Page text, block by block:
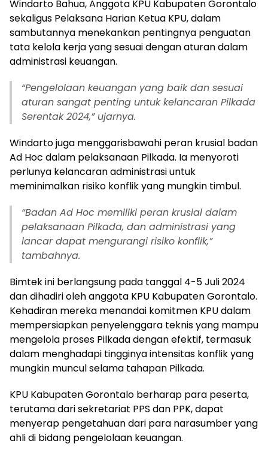
Windarto Bahua, Anggota KPU Kabupaten Gorontalo
sekaligus Pelaksana Harian Ketua KPU, dalam
sambutannya menekankan pentingnya penguatan
tata kelola kerja yang sesuai dengan aturan dalam
administrasi keuangan.
“Pengelolaan keuangan yang baik dan sesuai
aturan sangat penting untuk kelancaran Pilkada
Serentak 2024,” ujarnya.
Windarto juga menggarisbawahi peran krusial badan
Ad Hoc dalam pelaksanaan Pilkada. Ia menyoroti
perlunya kelancaran administrasi untuk
meminimalkan risiko konflik yang mungkin timbul.
“Badan Ad Hoc memiliki peran krusial dalam
pelaksanaan Pilkada, dan administrasi yang
lancar dapat mengurangi risiko konflik,”
tambahnya.
Bimtek ini berlangsung pada tanggal 4-5 Juli 2024
dan dihadiri oleh anggota KPU Kabupaten Gorontalo.
Kehadiran mereka menandai komitmen KPU dalam
mempersiapkan penyelenggara teknis yang mampu
mengelola proses Pilkada dengan efektif, termasuk
dalam menghadapi tingginya intensitas konflik yang
mungkin muncul selama tahapan Pilkada.
KPU Kabupaten Gorontalo berharap para peserta,
terutama dari sekretariat PPS dan PPK, dapat
menyerap pengetahuan dari para narasumber yang
ahli di bidang pengelolaan keuangan.